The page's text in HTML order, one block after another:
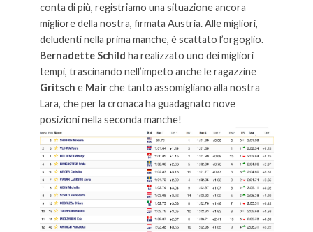
conta di più, registriamo una situazione ancora
migliore della nostra, firmata Austria. Alle migliori,
deludenti nella prima manche, è scattato l’orgoglio.
Bernadette Schild ha realizzato uno dei migliori
tempi, trascinando nell’impeto anche le ragazzine
Gritsch e Mairche tanto assomigliano alla nostra
Lara, che per la cronaca ha guadagnato nove
posizioni nella seconda manche!